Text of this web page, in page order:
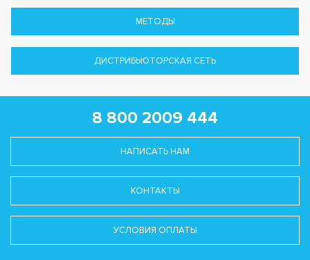
МЕТОДЫ
ДИСТРИБЬЮТОРСКАЯ СЕТЬ
8 800 2009 444
НАПИСАТЬ НАМ
КОНТАКТЫ
УСЛОВИЯ ОПЛАТЫ